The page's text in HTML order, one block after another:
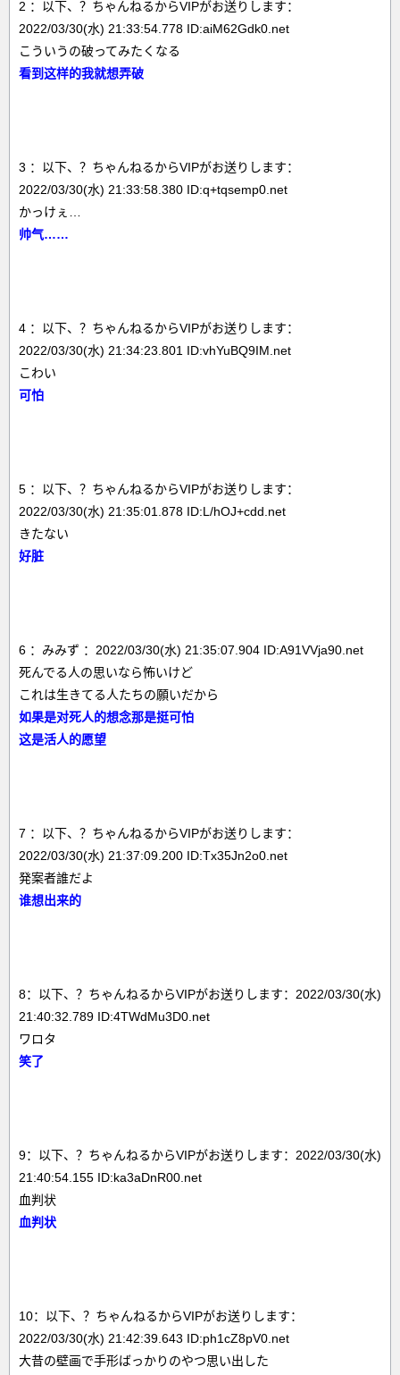
2 ：以下、？ちゃんねるからVIPがお送りします：
2022/03/30(水) 21:33:54.778 ID:aiM62Gdk0.net
こういうの破ってみたくなる
看到这样的我就想弄破
3 ：以下、？ちゃんねるからVIPがお送りします：
2022/03/30(水) 21:33:58.380 ID:q+tqsemp0.net
かっけぇ…
帅气……
4 ：以下、？ちゃんねるからVIPがお送りします：
2022/03/30(水) 21:34:23.801 ID:vhYuBQ9IM.net
こわい
可怕
5 ：以下、？ちゃんねるからVIPがお送りします：
2022/03/30(水) 21:35:01.878 ID:L/hOJ+cdd.net
きたない
好脏
6 ：みみず ：2022/03/30(水) 21:35:07.904 ID:A91VVja90.net
死んでる人の思いなら怖いけど
これは生きてる人たちの願いだから
如果是对死人的想念那是挺可怕
这是活人的愿望
7 ：以下、？ちゃんねるからVIPがお送りします：
2022/03/30(水) 21:37:09.200 ID:Tx35Jn2o0.net
発案者誰だよ
谁想出来的
8：以下、？ちゃんねるからVIPがお送りします：2022/03/30(水)
21:40:32.789 ID:4TWdMu3D0.net
ワロタ
笑了
9：以下、？ちゃんねるからVIPがお送りします：2022/03/30(水)
21:40:54.155 ID:ka3aDnR00.net
血判状
血判状
10：以下、？ちゃんねるからVIPがお送りします：
2022/03/30(水) 21:42:39.643 ID:ph1cZ8pV0.net
大昔の壁画で手形ばっかりのやつ思い出した